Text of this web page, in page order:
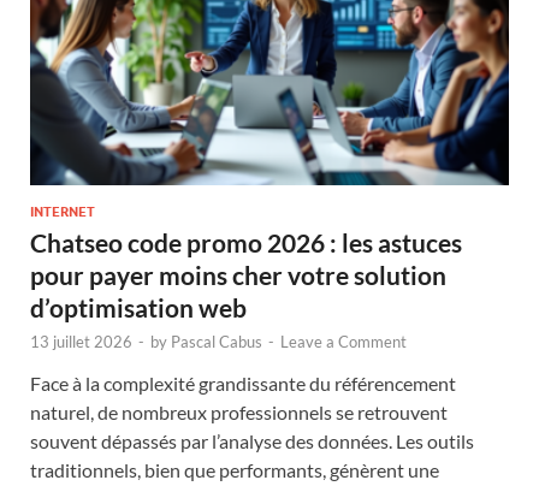
INTERNET
Chatseo code promo 2026 : les astuces
pour payer moins cher votre solution
d’optimisation web
13 juillet 2026 - by Pascal Cabus - Leave a Comment
Face à la complexité grandissante du référencement
naturel, de nombreux professionnels se retrouvent
souvent dépassés par l’analyse des données. Les outils
traditionnels, bien que performants, génèrent une